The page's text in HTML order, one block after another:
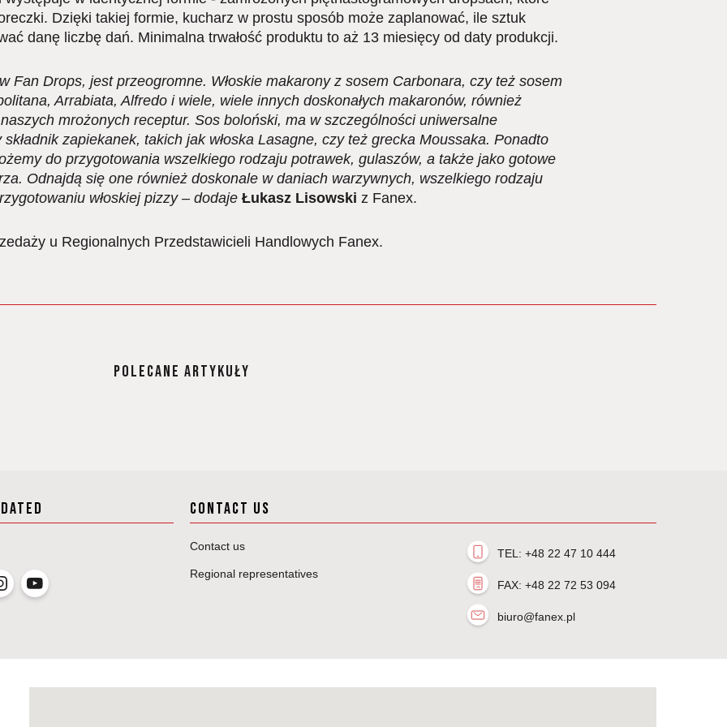
Dzięki takiej formie, kucharz w prostu sposób może zaplanować, ile sztuk
danę liczbę dań. Minimalna trwałość produktu to aż 13 miesięcy od daty produkcji.
Fan Drops, jest przeogromne. Włoskie makarony z sosem Carbonara, czy też sosem
Arrabiata, Alfredo i wiele, wiele innych doskonałych makaronów, również
mrożonych receptur. Sos boloński, ma w szczególności uniwersalne
zapiekanek, takich jak włoska Lasagne, czy też grecka Moussaka. Ponadto
do przygotowania wszelkiego rodzaju potrawek, gulaszów, a także jako gotowe
Odnajdą się one również doskonale w daniach warzywnych, wszelkiego rodzaju
włoskiej pizzy – dodaje Łukasz Lisowski z Fanex.
u Regionalnych Przedstawicieli Handlowych Fanex.
POLECANE ARTYKUŁY
CONTACT US
Contact us
Regional representatives
TEL: +48 22 47 10 444
FAX: +48 22 72 53 094
biuro@fanex.pl